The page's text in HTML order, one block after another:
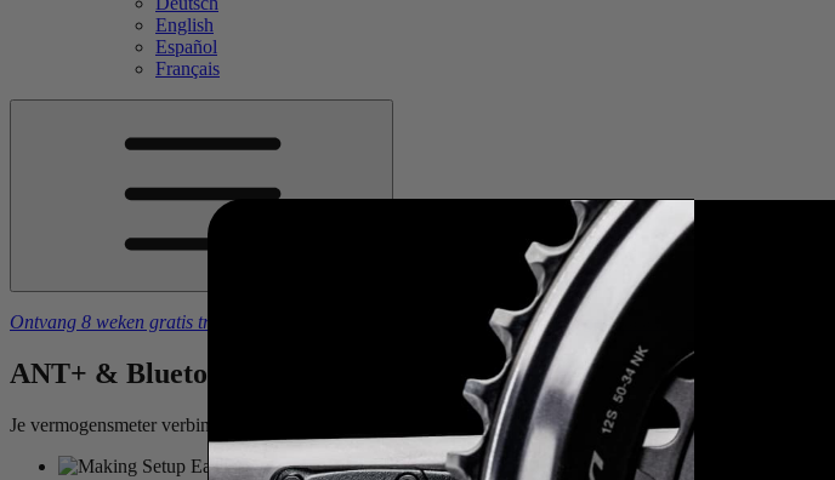
English
Español
Français
Ontvang 8 weken gratis trainingsschema's bij aankoop van een4iiii-vermogensmeter
ANT+ & Bluetooth Smart
Je vermogensmeter verbinden met vrijwel alles.